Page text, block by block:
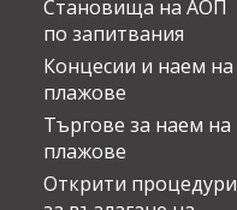
Становища на АОП
по запитвания
Концесии и наем на
плажове
Търгове за наем на
плажове
Открити процедури